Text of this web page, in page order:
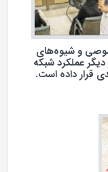
و شیوه‌های
عملکرد شبکه
داده است.